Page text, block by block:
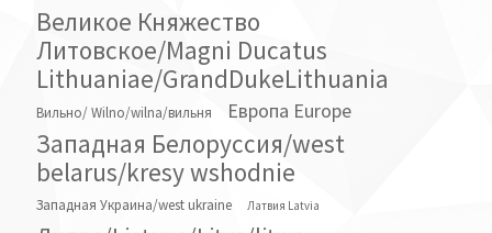
Великое Княжество
Литовское/Magni Ducatus
Lithuaniae/GrandDukeLithuania
Вильно/ Wilno/wilna/вильня Европа Europe
Западная Белоруссия/west
belarus/kresy wshodnie
Западная Украина/west ukraine Латвия Latvia